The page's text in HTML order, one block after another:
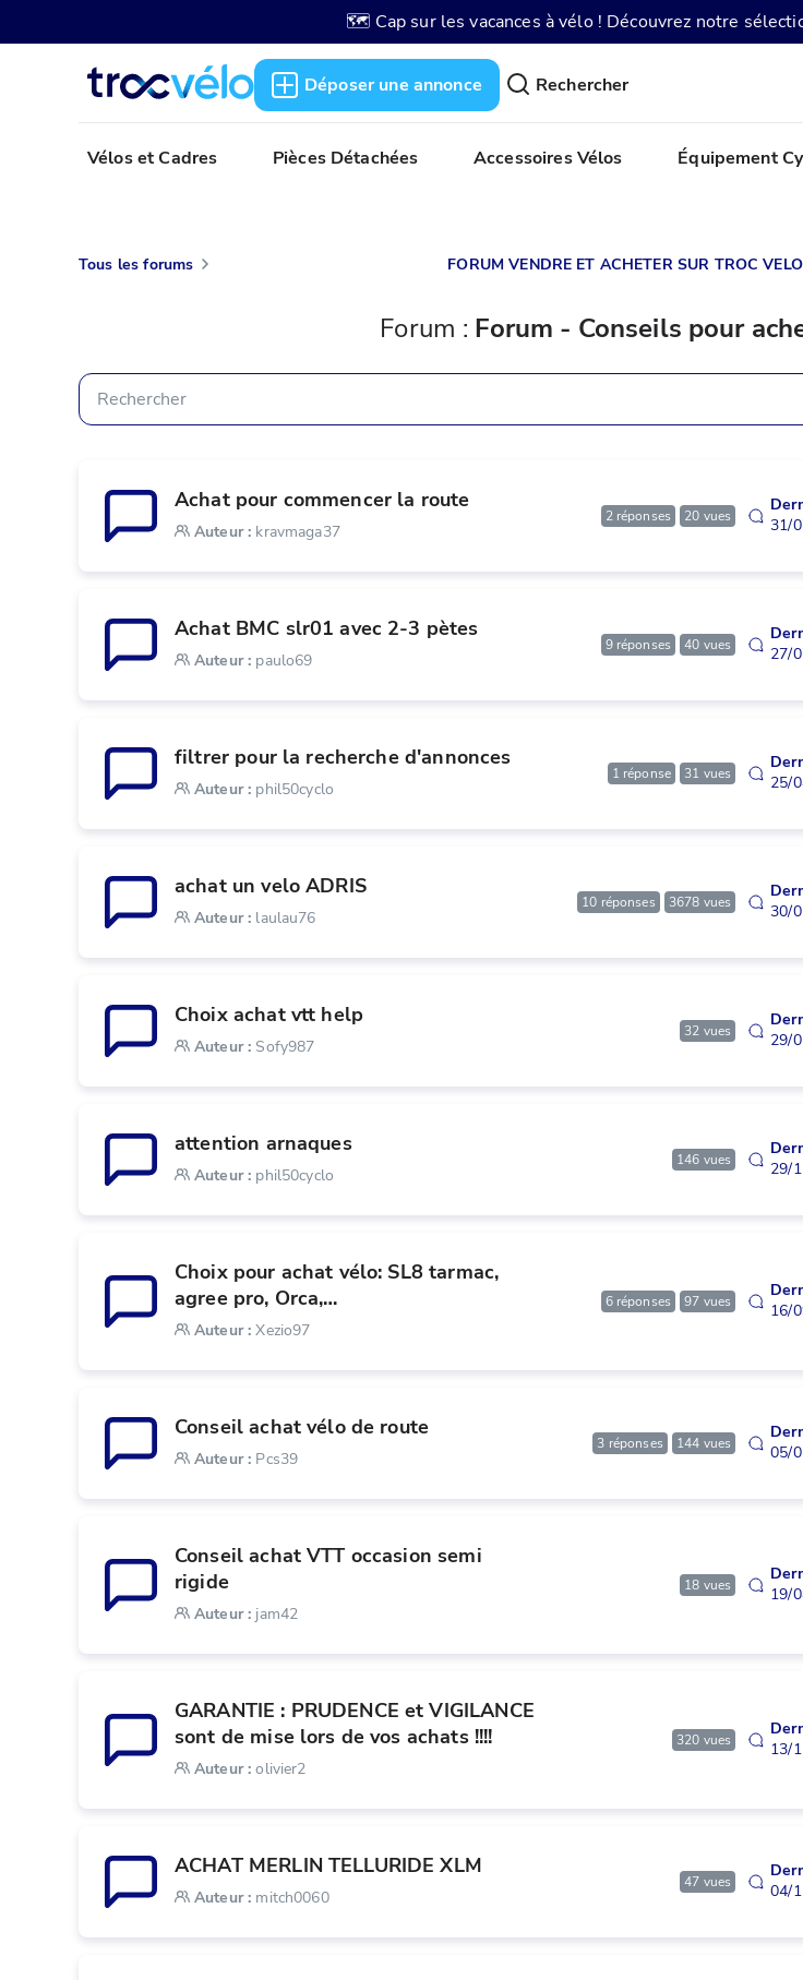
🗺️ Cap sur les vacances à vélo ! Découvrez notre
Déposer une annonce Rechercher
Vélos et Cadres Pièces Détachées Accessoires Vélos Équipement
Tous les forums FORUM VENDRE ET ACHETER SUR TROC VELO
Forum : Forum - Conseils pour
Achat pour commencer la route
Auteur: kravmaga37
2 réponses 20 vues
31/
Achat BMC slr01 avec 2-3 pètes
Auteur: paulo69
9 réponses 40 vues
27/
filtrer pour la recherche d'annonces
Auteur: phil50cyclo
1 réponse 31 vues
25/
achat un velo ADRIS
Auteur: laulau76
10 réponses 3678 vues
30/
Choix achat vtt help
Auteur: Sofy987
32 vues
29/
attention arnaques
Auteur: phil50cyclo
146 vues
29/
Choix pour achat vélo: SL8 tarmac,
agree pro, Orca,…
Auteur:Xezio97
6 réponses 97 vues
16/
Conseil achat vélo de route
Auteur: Pcs39
3 réponses 144 vues
05/
Conseil achat VTT occasion semi
rigide
Auteur: jam42
18 vues
19/
GARANTIE : PRUDENCE et VIGILANCE
sont de mise lors de vos achats !!!!
Auteur:olivier2
320 vues
13/
ACHAT MERLIN TELLURIDE XLM
Auteur: mitch0060
47 vues
04/